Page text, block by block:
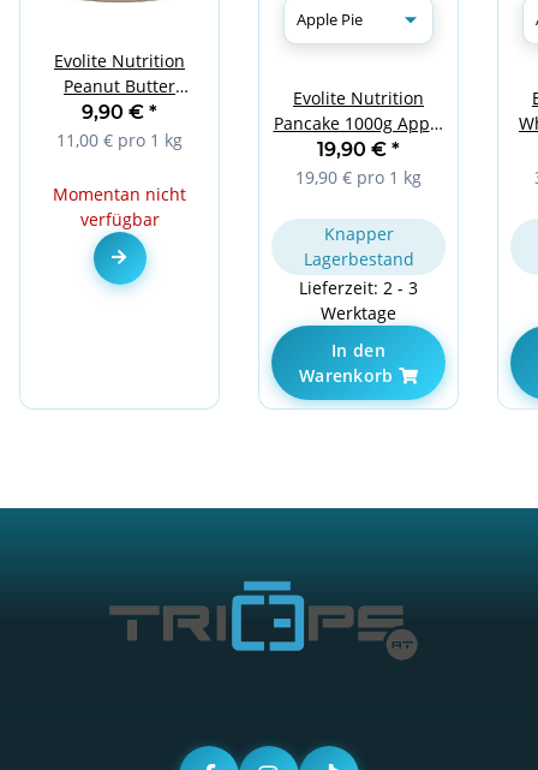
Evolite Nutrition
Peanut Butter
Smooth 900g
9,90 € *
11,00 € pro 1 kg
Momentan nicht
verfügbar
Zum Artikel
Evolite Nutrition
Pancake 1000g Apple
Pie
19,90 € *
19,90 € pro 1 kg
Knapper
Lagerbestand
Lieferzeit: 2 - 3
Werktage
In den
Warenkorb